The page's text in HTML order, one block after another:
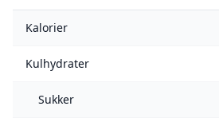
Kalorier
Kulhydrater
Sukker